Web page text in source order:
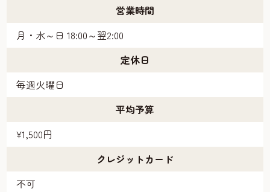
営業時間
月・水～日 18:00～翌2:00
定休日
毎週火曜日
平均予算
¥1,500円
クレジットカード
不可